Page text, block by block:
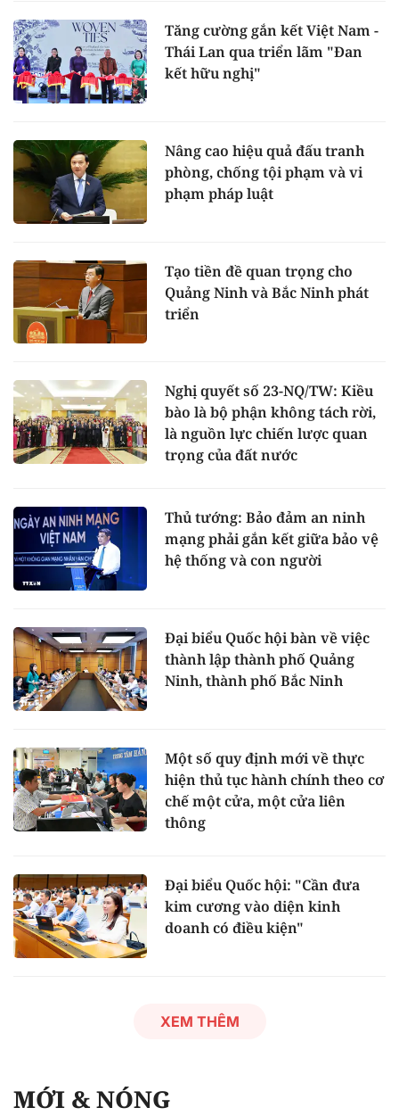
Tăng cường gắn kết Việt Nam -
Thái Lan qua triển lãm "Đan
kết hữu nghị"
Nâng cao hiệu quả đấu tranh
phòng, chống tội phạm và vi
phạm pháp luật
Tạo tiền đề quan trọng cho
Quảng Ninh và Bắc Ninh phát
triển
Nghị quyết số 23-NQ/TW: Kiều
bào là bộ phận không tách rời,
là nguồn lực chiến lược quan
trọng của đất nước
Thủ tướng: Bảo đảm an ninh
mạng phải gắn kết giữa bảo vệ
hệ thống và con người
Đại biểu Quốc hội bàn về việc
thành lập thành phố Quảng
Ninh, thành phố Bắc Ninh
Một số quy định mới về thực
hiện thủ tục hành chính theo cơ
chế một cửa, một cửa liên
thông
Đại biểu Quốc hội: "Cần đưa
kim cương vào diện kinh
doanh có điều kiện"
XEM THÊM
MỚI & NÓNG